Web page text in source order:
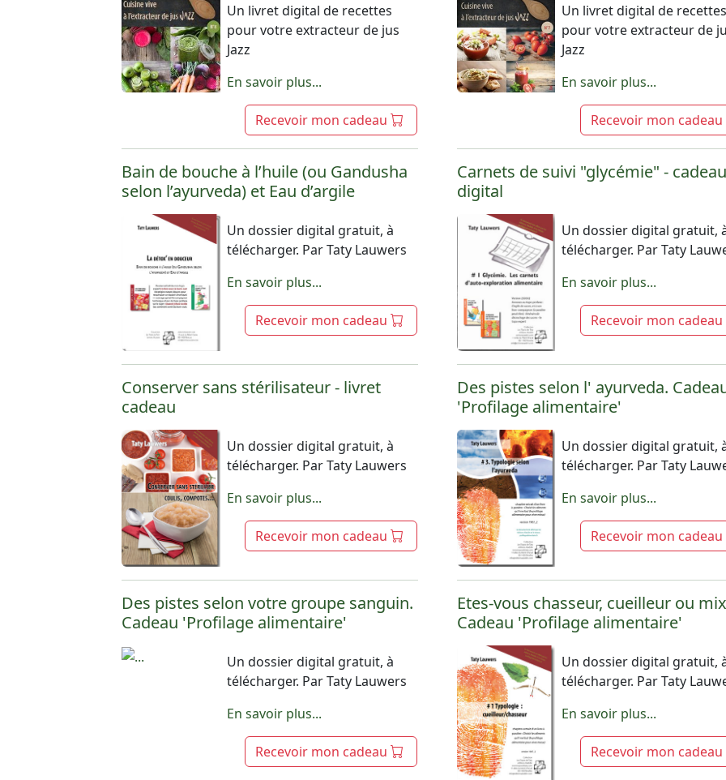
Un livret digital de recettes
pour votre extracteur de jus
Jazz
En savoir plus...
Recevoir mon cadeau
Un livret digital de recettes
pour votre extracteur de
Jazz
En savoir plus...
Recevoir mon cadeau
Bain de bouche à l’huile (ou Gandusha
selon l’ayurveda) et Eau d’argile
Un dossier digital gratuit, à
télécharger. Par Taty Lauwers
En savoir plus...
Recevoir mon cadeau
Carnets de suivi "glycémie" - cadeau
digital
Un dossier digital gratuit,
télécharger. Par Taty
En savoir plus...
Recevoir mon cadeau
Conserver sans stérilisateur - livret
cadeau
Un dossier digital gratuit, à
télécharger. Par Taty Lauwers
En savoir plus...
Recevoir mon cadeau
Des pistes selon l' ayurveda.
'Profilage alimentaire'
Un dossier digital gratuit,
télécharger. Par Taty
En savoir plus...
Recevoir mon cadeau
Des pistes selon votre groupe sanguin.
Cadeau 'Profilage alimentaire'
Un dossier digital gratuit, à
télécharger. Par Taty Lauwers
En savoir plus...
Recevoir mon cadeau
Etes-vous chasseur, cueilleur ou
Cadeau 'Profilage alimentaire'
Un dossier digital gratuit,
télécharger. Par Taty
En savoir plus...
Recevoir mon cadeau